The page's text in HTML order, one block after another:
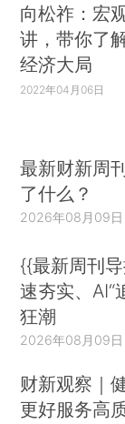
向松祚：宏
讲，带你了
经济大局
2022年04月06日
最新财新周
了什么？
2026年08月09日
{{最新周刊
速夯实、AI“
狂潮
2026年08月09日
财新观察｜
更好服务高